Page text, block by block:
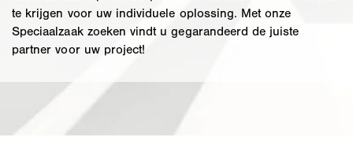
te krijgen voor uw individuele oplossing. Met onze
Speciaalzaak zoeken vindt u gegarandeerd de juiste
partner voor uw project!